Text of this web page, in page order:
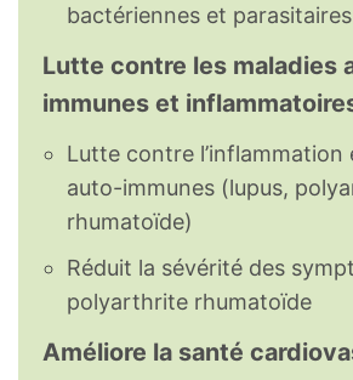
bactériennes et parasitaires
Lutte contre les maladies
immunes et
Lutte contre l’inflammation
auto-immunes (lupus,
rhumatoïde)
Réduit la sévérité des
polyarthrite rhumatoïde
Améliore la santé